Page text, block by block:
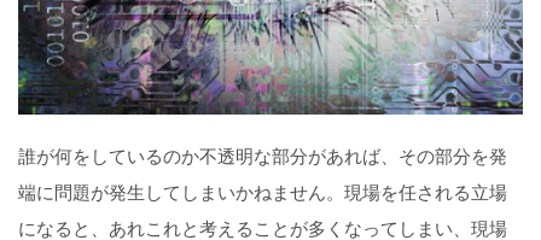
誰が何をしているのか不透明な部分があれば、その部分を発
端に問題が発生してしまいかねません。現場を任される立場
になると、あれこれと考えることが多くなってしまい、現場